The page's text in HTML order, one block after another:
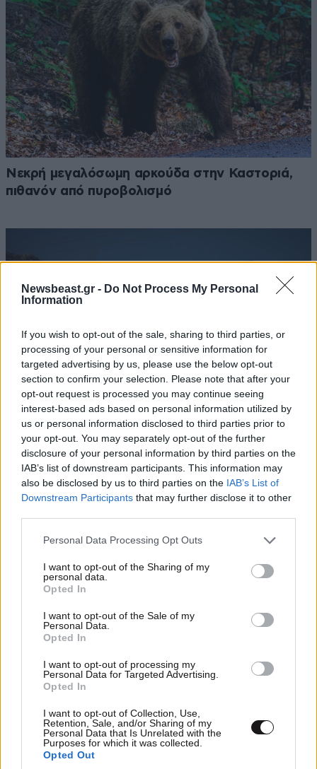
Newsbeast.gr - Do Not Process My Personal
Information
If you wish to opt-out of the sale, sharing to third parties, or
processing of your personal or sensitive information for
targeted advertising by us, please use the below opt-out
section to confirm your selection. Please note that after your
opt-out request is processed you may continue seeing
interest-based ads based on personal information utilized by
us or personal information disclosed to third parties prior to
your opt-out. You may separately opt-out of the further
disclosure of your personal information by third parties on the
IAB’s list of downstream participants. This information may
also be disclosed by us to third parties on the IAB’s List of
Downstream Participants that may further disclose it to other
Please note that this website/app uses one or more Google
not limited to your visit or usage behaviour. You may click to
grant or deny consent to Google and its third-party tags to
use your data for below specified purposes in below Google
consent section.
Personal Data Processing Opt Outs
I want to opt-out of the Sharing of my
personal data.
Opted In
I want to opt-out of the Sale of my
Personal Data.
Opted In
I want to opt-out of processing my
Personal Data for Targeted Advertising.
Opted In
I want to opt-out of Collection, Use,
Retention, Sale, and/or Sharing of my
Personal Data that Is Unrelated with the
Purposes for which it was collected.
Opted Out
Νεκρή μεγαλόσωμη αρκούδα στην Καστοριά,
πιθανόν από πυροβολισμό
Φωτιά τώρα σε χαμηλή βλάστηση στη Μικρή
Βίγλα, στη Νάξο – Στη μάχη και ένα ελικόπτερο
Τραγωδία στην Πάρο: 4χρονο παιδί
εντοπίστηκε νεκρό σε πισίνα beach bar